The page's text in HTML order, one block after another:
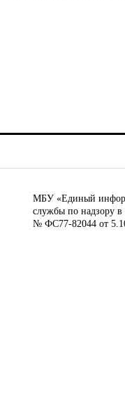
МБУ «Единый
службы по надзору
№ ФС77-82044 от